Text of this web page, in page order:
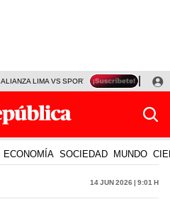
ALIANZA LIMA VS SPORT BOYS JORGE
ECONOMÍA SOCIEDAD MUNDO
14 Jun 2026 | 9:01 h